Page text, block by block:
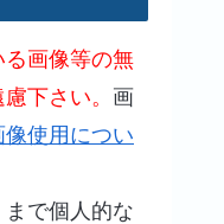
画像等の無
下さい。 画
像使用につい
まで個人的な